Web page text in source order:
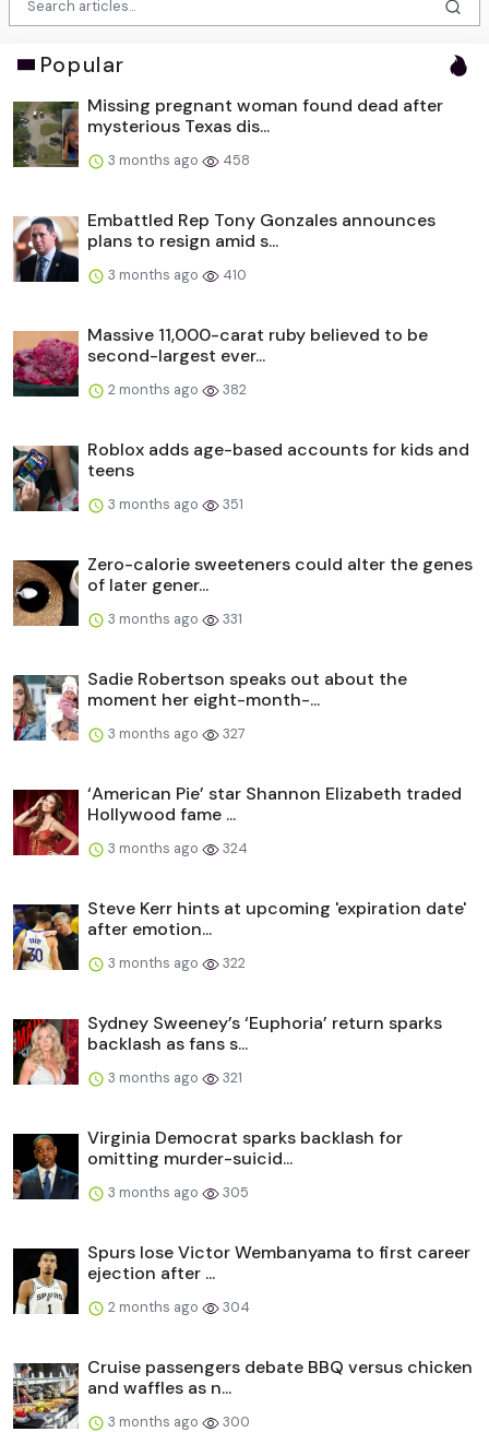
Popular
Missing pregnant woman found dead after
mysterious Texas dis...
3 months ago 458
Embattled Rep Tony Gonzales announces
plans to resign amid s...
3 months ago 410
Massive 11,000-carat ruby believed to be
second-largest ever...
2 months ago 382
Roblox adds age-based accounts for kids and
teens
3 months ago 351
Zero-calorie sweeteners could alter the genes
of later gener...
3 months ago 331
Sadie Robertson speaks out about the
moment her eight-month-...
3 months ago 327
‘American Pie’ star Shannon Elizabeth traded
Hollywood fame ...
3 months ago 324
Steve Kerr hints at upcoming 'expiration date'
after emotion...
3 months ago 322
Sydney Sweeney’s ‘Euphoria’ return sparks
backlash as fans s...
3 months ago 321
Virginia Democrat sparks backlash for
omitting murder-suicid...
3 months ago 305
Spurs lose Victor Wembanyama to first career
ejection after ...
2 months ago 304
Cruise passengers debate BBQ versus chicken
and waffles as n...
3 months ago 300